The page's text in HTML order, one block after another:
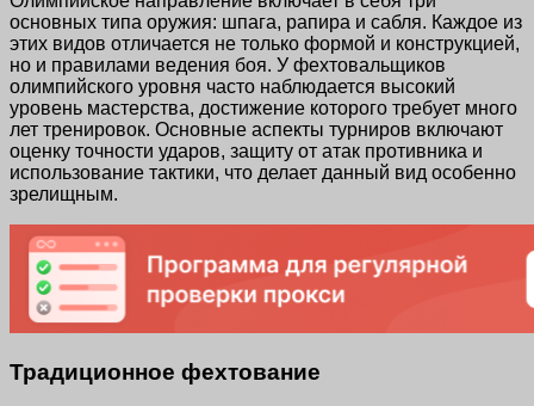
основных типа оружия: шпага, рапира и сабля. Каждое из
этих видов отличается не только формой и конструкцией,
но и правилами ведения боя. У фехтовальщиков
олимпийского уровня часто наблюдается высокий
уровень мастерства, достижение которого требует много
лет тренировок. Основные аспекты турниров включают
оценку точности ударов, защиту от атак противника и
использование тактики, что делает данный вид особенно
зрелищным.
Традиционное фехтование